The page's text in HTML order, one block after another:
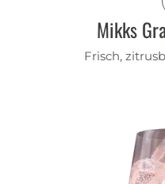
Mikks
Frisch,